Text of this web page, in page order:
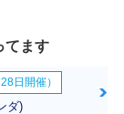
年 CrossCub
てます
日開催）
ダ)